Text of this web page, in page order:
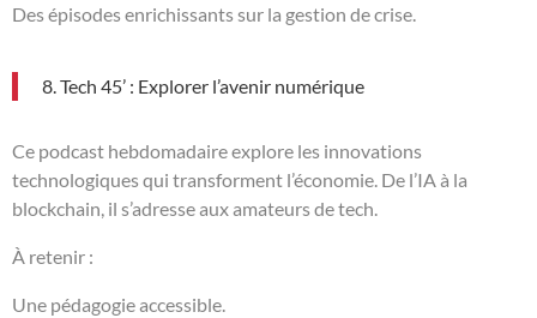
Des épisodes enrichissants sur la gestion de crise.
8. Tech 45’ : Explorer l’avenir numérique
Ce podcast hebdomadaire explore les innovations
technologiques qui transforment l’économie. De l’IA à la
blockchain, il s’adresse aux amateurs de tech.
À retenir :
Une pédagogie accessible.